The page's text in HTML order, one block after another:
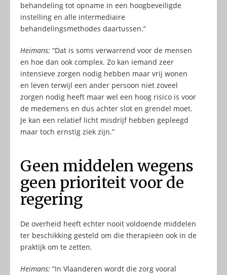
behandeling tot opname in een hoogbeveiligde
instelling en alle intermediaire
behandelingsmethodes daartussen.”
Heimans: “Dat is soms verwarrend voor de mensen
en hoe dan ook complex. Zo kan iemand zeer
intensieve zorgen nodig hebben maar vrij wonen
en leven terwijl een ander persoon niet zoveel
zorgen nodig heeft maar wel een hoog risico is voor
de medemens en dus achter slot en grendel moet.
Je kan een relatief licht misdrijf hebben gepleegd
maar toch ernstig ziek zijn.”
Geen middelen wegens
geen prioriteit voor de
regering
De overheid heeft echter nooit voldoende middelen
ter beschikking gesteld om die therapieën ook in de
praktijk om te zetten.
Heimans: “In Vlaanderen wordt die zorg vooral